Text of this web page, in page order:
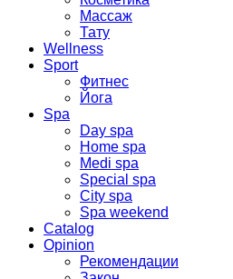
Массаж
Тату
Wellness
Sport
Фитнес
Йога
Spa
Day spa
Home spa
Medi spa
Special spa
City spa
Spa weekend
Catalog
Opinion
Рекомендации